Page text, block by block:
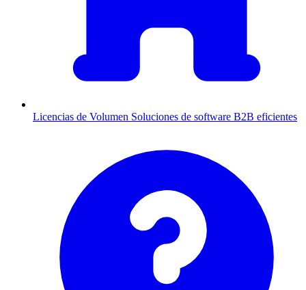
Licencias de Volumen Soluciones de software B2B eficientes